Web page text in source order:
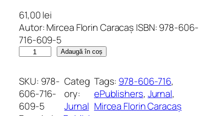
61,00lei
Autor: Mircea Florin Caracaș ISBN: 978-606-
716-609-5
n
t
i
Adaugă în coș
SKU: 978-
606-716-
609-5
Categ
ory:
Jurnal
Tags: 978-606-716
ePublishers, Jurnal
Mircea Florin Caracaș